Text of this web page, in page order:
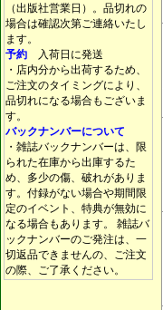
（出版社営業日）。品切れの
場合は確認次第ご連絡いたし
ます。
予約 入荷日に発送
・店内分から出荷するため、
ご注文のタイミングにより、
品切れになる場合もございま
す。
バックナンバーについて
・雑誌バックナンバーは、限
られた在庫から出庫するた
め、多少の傷、破れがありま
す。付録がない場合や期間限
定のイベント、特典が無効に
なる場合もあります。 雑誌バ
ックナンバーのご発注は、一
切返品できませんの、ご注文
の際、ご了承ください。